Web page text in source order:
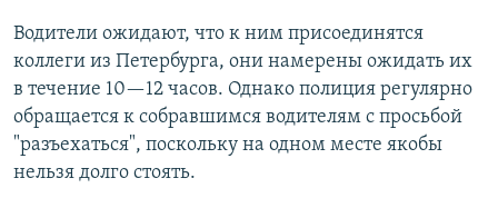
Водители ожидают, что к ним присоединятся
коллеги из Петербурга, они намерены ожидать их
в течение 10—12 часов. Однако полиция регулярно
обращается к собравшимся водителям с просьбой
"разъехаться", поскольку на одном месте якобы
нельзя долго стоять.